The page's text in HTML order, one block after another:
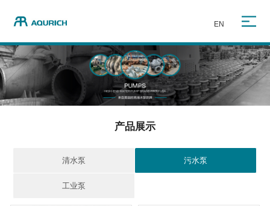
EN
产品展示
清水泵 污水泵
工业泵